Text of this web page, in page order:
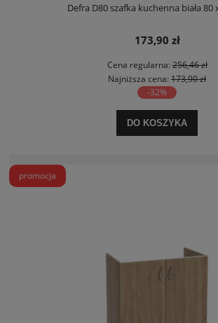
Defra D80 szafka kuchenna biała 80
173,90 zł
Cena regularna:256,46 zł
Najniższa cena: 173,90 zł
-32%
DO KOSZYKA
promocja